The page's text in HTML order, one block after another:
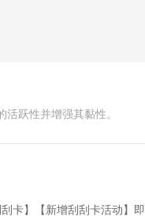
跃性并增强其黏性。
卡】【新增刮刮卡活动】